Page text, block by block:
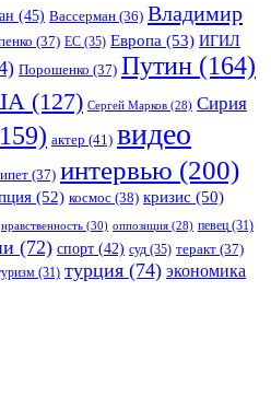
(45) Вассерман (36) Владимир
(37) ЕС (35) Европа (53) ИГИЛ
Порошенко (37) Путин (164)
(127) Сергей Марков (28) Сирия
актер (41) видео
(37) интервью (200)
(52) космос (38) кризис (50)
нравственность (30) оппозиция (28) певец (31)
(72) спорт (42) суд (35) теракт (37)
(31) турция (74) экономика